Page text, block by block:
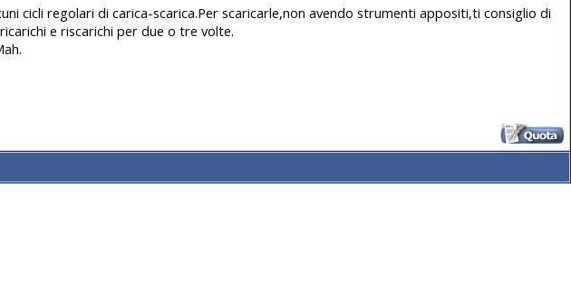
cicli regolari di carica-scarica.Per scaricarle,non avendo strumenti appositi,ti consiglio di
e riscarichi per due o tre volte.